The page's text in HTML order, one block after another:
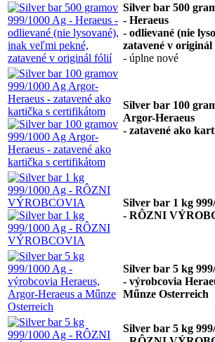
Silver bar 500
- Heraeus
- odlievané (nie
zatavené v
- úplne nové
Silver bar 100
Argor-Heraeus
- zatavené ako
Silver bar 1 kg
- RÔZNI
Silver bar 5 kg
- výrobcovia
Műnze Osterreich
Silver bar 5 kg